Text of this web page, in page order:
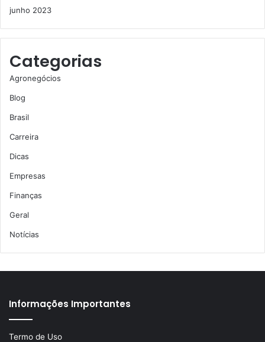
junho 2023
Categorias
Agronegócios
Blog
Brasil
Carreira
Dicas
Empresas
Finanças
Geral
Notícias
Informações Importantes
Termo de Uso